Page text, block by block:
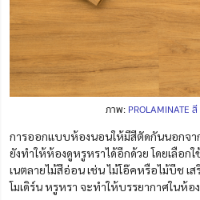
ภาพ: PROLAMINATE
การออกแบบห้องนอนให้มีสีตัดกันนอกจา
ยังทำให้ห้องดูหรูหราได้อีกด้วย โดยเลือ
เนตลายไม้สีอ่อน เช่น ไม้โอ๊คหรือไม้บีช เ
โมเดิร์น หรูหรา จะทำให้บรรยากาศในห้อ